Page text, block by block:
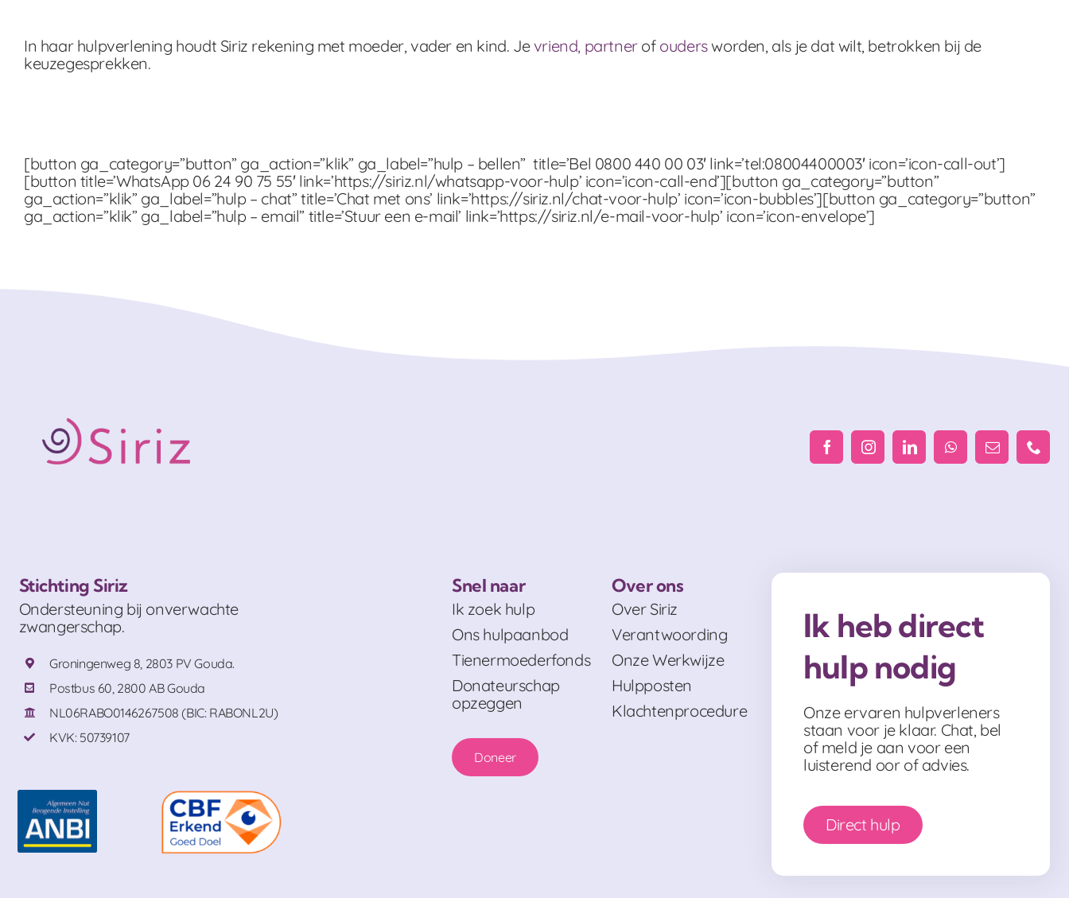
In haar hulpverlening houdt Siriz rekening met moeder, vader en kind. Jevriend, partnerof oudersworden, als je dat wilt, betrokken bij de
keuzegesprekken.
[button ga_category=”button” ga_action=”klik” ga_label=”hulp – bellen” title=’Bel 0800 440 00 03′ link=’tel:08004400003′ icon=’icon-call-out’]
[button title=’WhatsApp 06 24 90 75 55′ link=’https://siriz.nl/whatsapp-voor-hulp’ icon=’icon-call-end’][button ga_category=”button”
ga_action=”klik” ga_label=”hulp – chat” title=’Chat met ons’ link=’https://siriz.nl/chat-voor-hulp’ icon=’icon-bubbles’][button ga_category=”button”
ga_action=”klik” ga_label=”hulp – email” title=’Stuur een e-mail’ link=’https://siriz.nl/e-mail-voor-hulp’ icon=’icon-envelope’]
Stichting Siriz
Ondersteuning bij onverwachte
zwangerschap.
Groningenweg 8, 2803 PV Gouda.
Postbus 60, 2800 AB Gouda
NL06RABO0146267508 (BIC: RABONL2U)
KVK: 50739107
Snel naar
Ik zoek hulp
Ons hulpaanbod
Tienermoederfonds
Donateurschap
opzeggen
Doneer
Over ons
Over Siriz
Verantwoording
Onze Werkwijze
Hulpposten
Klachtenprocedure
Ik heb direct
hulp nodig
Onze ervaren hulpverleners
staan voor je klaar. Chat, bel
of meld je aan voor een
luisterend oor of advies.
Direct hulp